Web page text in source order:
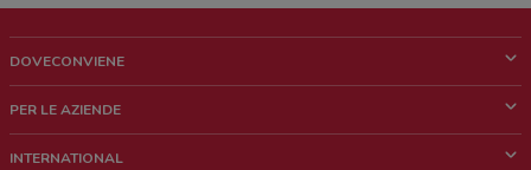
DOVECONVIENE
Chi siamo
PER LE AZIENDE
INTERNATIONAL